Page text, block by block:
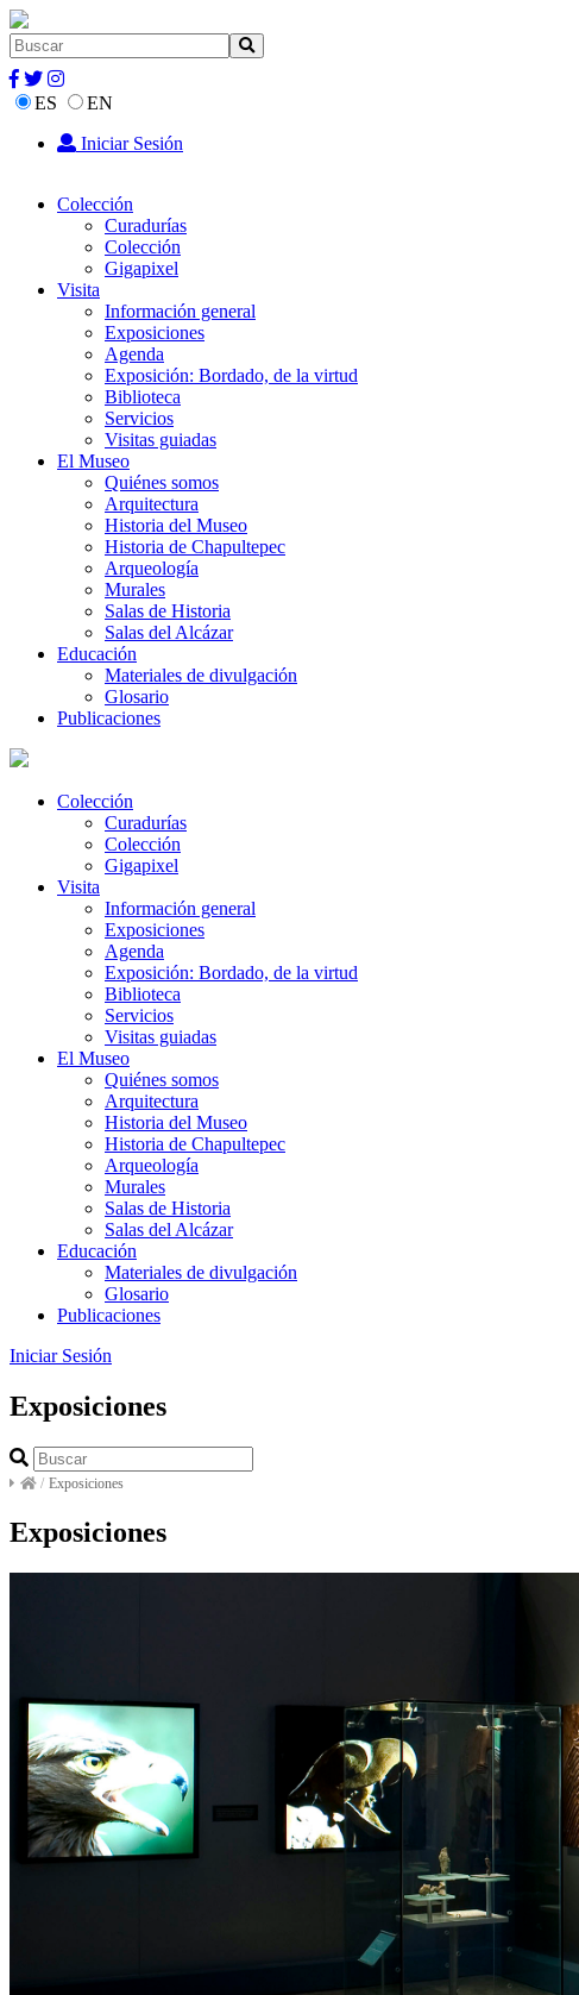
ES
EN
Iniciar Sesión
Colección
Curadurías
Colección
Gigapixel
Visita
Información general
Exposiciones
Agenda
Exposición: Bordado, de la virtud
Biblioteca
Servicios
Visitas guiadas
El Museo
Quiénes somos
Arquitectura
Historia del Museo
Historia de Chapultepec
Arqueología
Murales
Salas de Historia
Salas del Alcázar
Educación
Materiales de divulgación
Glosario
Publicaciones
Colección
Curadurías
Colección
Gigapixel
Visita
Información general
Exposiciones
Agenda
Exposición: Bordado, de la virtud
Biblioteca
Servicios
Visitas guiadas
El Museo
Quiénes somos
Arquitectura
Historia del Museo
Historia de Chapultepec
Arqueología
Murales
Salas de Historia
Salas del Alcázar
Educación
Materiales de divulgación
Glosario
Publicaciones
Iniciar Sesión
Exposiciones
/ Exposiciones
Exposiciones